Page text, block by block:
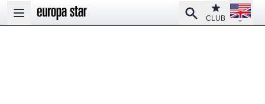
Open main menu
SearchClub
CLUB
Open